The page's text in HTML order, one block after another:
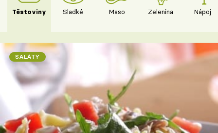
Těstoviny Sladké Maso Zelenina Nápoje
SALÁTY